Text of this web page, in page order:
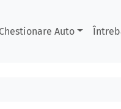
Chestionare Auto